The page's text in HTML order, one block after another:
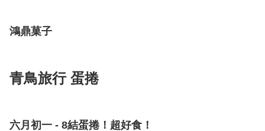
鴻鼎菓子
青鳥旅行 蛋捲
六月初一 - 8結蛋捲！超好食！